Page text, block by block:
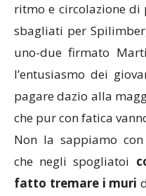
ritmo e circolazione
sbagliati per
uno-due firmato
l’entusiasmo dei
pagare dazio alla
che pur con fatica
Non la sappiamo
che negli spogliatoi
fatto tremare i muri